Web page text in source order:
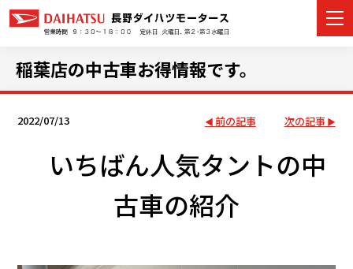
カーラインナップ
展示車・試乗車
店舗情報
稲葉店の中古車お得情報です。
2022/07/13 前の記事 次の記事
いちばん人気タントの中
古車の紹介